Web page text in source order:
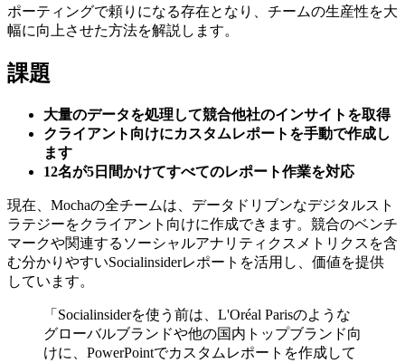
ポーティングで頼りになる存在となり、チームの生産性を大
幅に向上させた方法を解説します。
課題
大量のデータを処理して競合他社のインサイトを取得
クライアント向けにカスタムレポートを手動で作成し
ます
12名が5日間かけてすべてのレポート作業を対応
現在、Mochaの全チームは、データドリブンなデジタルスト
ラテジーをクライアント向けに作成できます。競合のベンチ
マークや関連するソーシャルアナリティクスメトリクスを含
む分かりやすいSocialinsiderレポートを活用し、価値を提供
しています。
「Socialinsiderを使う前は、L'Oréal Parisのような
グローバルブランドや他の国内トップブランド向
けに、PowerPointでカスタムレポートを作成して